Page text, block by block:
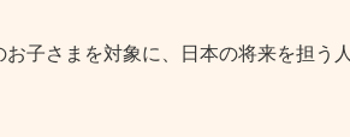
子さまを対象に、日本の将来を担う